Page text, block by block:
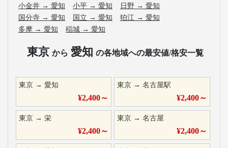
小金井 → 愛知 小平 → 愛知 日野 → 愛知
国分寺 → 愛知 国立 → 愛知 狛江 → 愛知
多摩 → 愛知 稲城 → 愛知
東京 から 愛知 の各地域への最安値/格安一覧
東京 → 愛知
¥2,400～
東京 →名古屋駅
¥2,400～
東京 → 栄
¥2,400～
東京 →名古屋
¥2,400～